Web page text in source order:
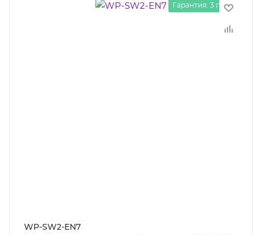
Гарантия: 3 года
WP-SW2-EN7